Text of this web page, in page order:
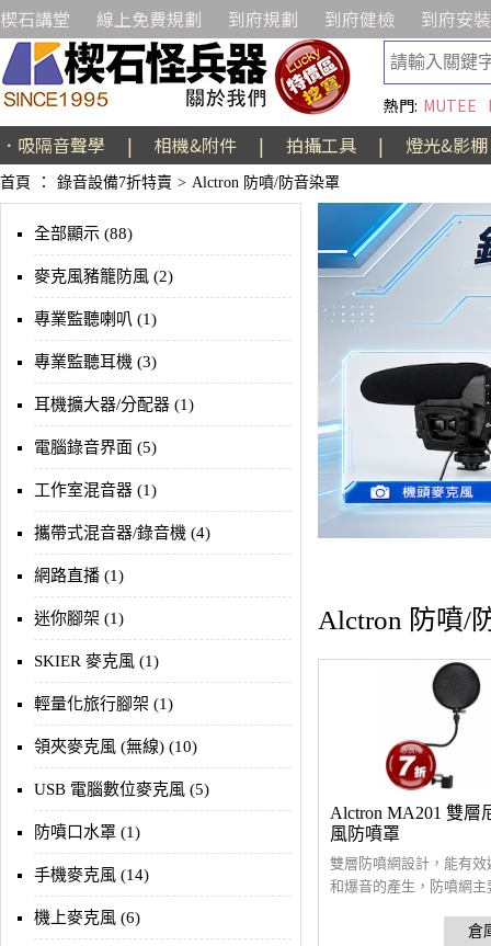
楔石講堂 線上免費規劃 到府規劃 到府健檢 到府安裝
熱門: MUTEE
．吸隔音聲學 | 相機&附件 | 拍攝工具 | 燈光&影棚
首頁 ： 錄音設備7折特賣 > Alctron 防噴/防音染罩
全部顯示 (88)
麥克風豬籠防風 (2)
專業監聽喇叭 (1)
專業監聽耳機 (3)
耳機擴大器/分配器 (1)
電腦錄音界面 (5)
工作室混音器 (1)
攜帶式混音器/錄音機 (4)
網路直播 (1)
迷你腳架 (1)
SKIER 麥克風 (1)
輕量化旅行腳架 (1)
領夾麥克風 (無線) (10)
USB 電腦數位麥克風 (5)
防噴口水罩 (1)
手機麥克風 (14)
機上麥克風 (6)
Alctron 防噴/
Alctron MA201 雙層
風防噴罩
雙層防噴網設計，能有效
和爆音的產生，防噴網主
保護作用。耳機掛架和